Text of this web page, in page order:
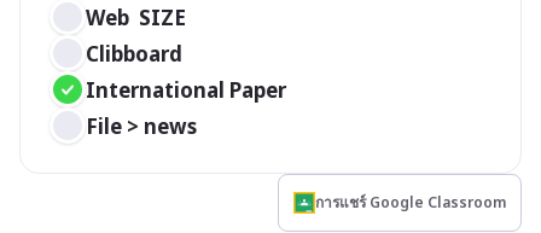
Web  SIZE
Clibboard
International Paper
File > news
การแชร์ Google Classroom